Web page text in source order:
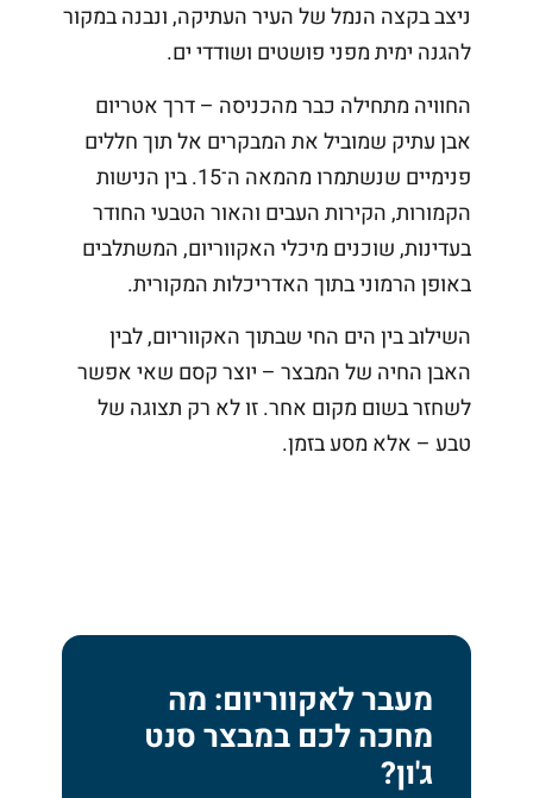
ניצב בקצה הנמל של העיר העתיקה, ונבנה במקור
להגנה ימית מפני פושטים ושודדי ים.
החוויה מתחילה כבר מהכניסה – דרך אטריום
אבן עתיק שמוביל את המבקרים אל תוך חללים
פנימיים שנשתמרו מהמאה ה־15. בין הנישות
הקמורות, הקירות העבים והאור הטבעי החודר
בעדינות, שוכנים מיכלי האקווריום, המשתלבים
באופן הרמוני בתוך האדריכלות המקורית.
השילוב בין הים החי שבתוך האקווריום, לבין
האבן החיה של המבצר – יוצר קסם שאי אפשר
לשחזר בשום מקום אחר. זו לא רק תצוגה של
טבע – אלא מסע בזמן.
מעבר לאקווריום: מה
מחכה לכם במבצר סנט
ג'ון?